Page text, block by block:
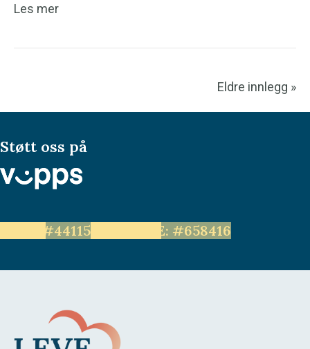
Les mer
Eldre innlegg »
Støtt oss på
LEVE: #44115 Unge LEVE: #658416